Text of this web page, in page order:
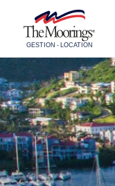
GESTION - LOCATION